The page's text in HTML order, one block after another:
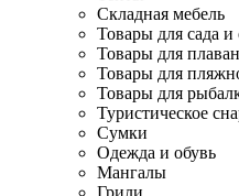
Складная мебель
Товары для сада и
Товары для
Товары для
Товары для
Туристическое
Сумки
Одежда и обувь
Мангалы
Грили